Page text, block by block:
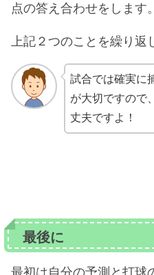
点の答え合わせをします。
上記２つのことを繰り返
試合では確実に
が大切ですので
丈夫ですよ！
最後に
最初は自分の予測と打球